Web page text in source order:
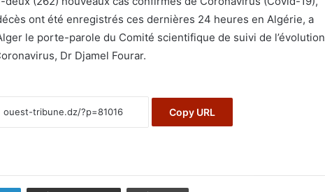
ont été enregistrés ces dernières 24 heures en Algérie, a
le porte-parole du Comité scientifique de suivi de l’évolution
Dr Djamel Fourar.
Copy URL